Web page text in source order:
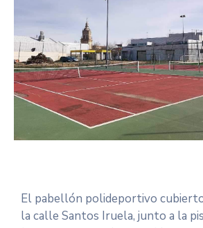
El pabellón polideportivo
la calle Santos Iruela, junto a la